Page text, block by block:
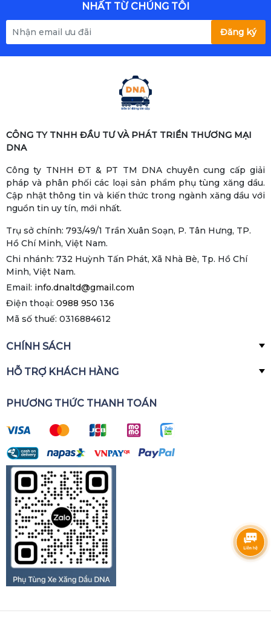
NHẤT TỪ CHÚNG TÔI
Đăng ký
CÔNG TY TNHH ĐẦU TƯ VÀ PHÁT TRIỂN THƯƠNG MẠI
DNA
Công ty TNHH ĐT & PT TM DNA chuyên cung cấp giải
pháp và phân phối các loại sản phẩm phụ tùng xăng dầu.
Cập nhật thông tin và kiến thức trong ngành xăng dầu với
nguồn tin uy tín, mới nhất.
Trụ sở chính: 793/49/1 Trần Xuân Soạn, P. Tân Hưng, TP.
Hồ Chí Minh, Việt Nam.
Chi nhánh: 732 Huỳnh Tấn Phát, Xã Nhà Bè, Tp. Hồ Chí
Minh, Việt Nam.
Email: info.dnaltd@gmail.com
Điện thoại: 0988 950 136
Mã số thuế: 0316884612
CHÍNH SÁCH
HỖ TRỢ KHÁCH HÀNG
PHƯƠNG THỨC THANH TOÁN